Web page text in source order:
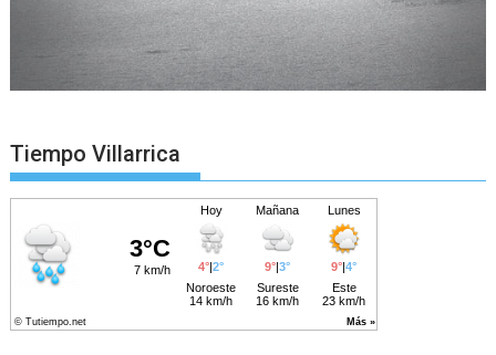
Tiempo Villarrica